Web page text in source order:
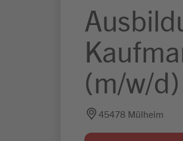
(m/w/d)
45478 Mülheim